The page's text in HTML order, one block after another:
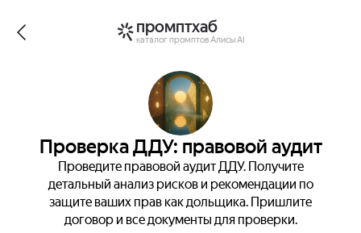
промптхаб
каталог промптов Алисы AI
Проверка ДДУ: правовой аудит
Проведите правовой аудит ДДУ. Получите
детальный анализ рисков и рекомендации по
защите ваших прав как дольщика. Пришлите
договор и все документы для проверки.